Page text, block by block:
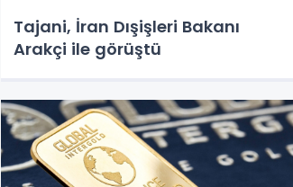
Tajani, İran Dışişleri Bakanı
Arakçi ile görüştü